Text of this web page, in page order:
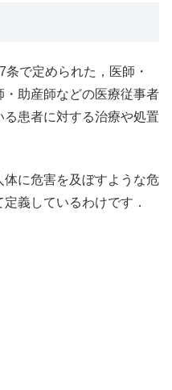
で定められた，医師・
助産師などの医療従事者
患者に対する治療や処置
に危害を及ぼすような危
義しているわけです．